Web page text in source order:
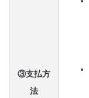
③支払方
法